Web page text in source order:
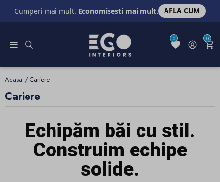
Cumperi mai mult. Economisesti mai mult. AFLA CUM
0 0
Acasa Cariere
Cariere
Echipăm băi cu stil.
Construim echipe
solide.